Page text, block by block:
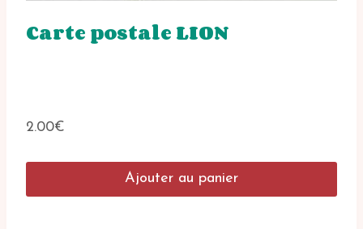
Carte postale LION
2.00€
Ajouter au panier